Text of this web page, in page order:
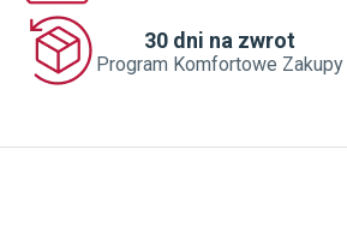
30 dni na zwrot
Program Komfortowe Zakupy